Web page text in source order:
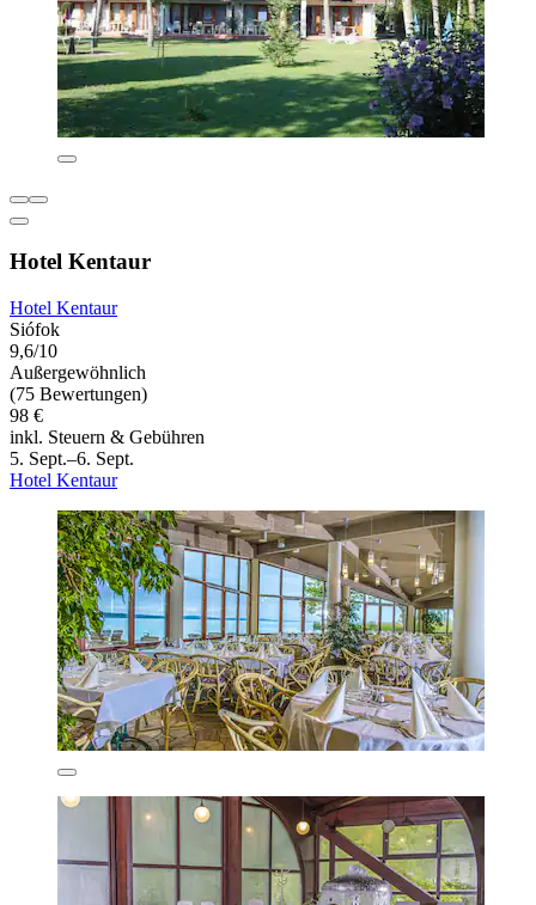
Hotel Kentaur
Hotel Kentaur
Siófok
9,6/10
Außergewöhnlich
(75 Bewertungen)
98 €
inkl. Steuern & Gebühren
5. Sept.–6. Sept.
Hotel Kentaur